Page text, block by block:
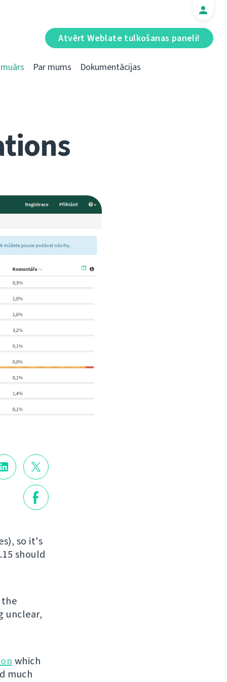
Atvērt Weblate tulkošanas paneli!
Par mums Dokumentācijas
so it's
should
the
unclear,
which
much